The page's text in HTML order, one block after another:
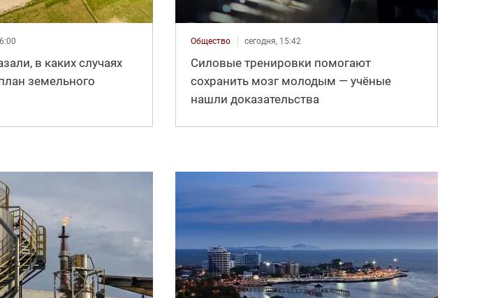
в каких случаях
земельного
Общество сегодня, 15:42
Силовые тренировки помогают
сохранить мозг молодым — учёные
нашли доказательства